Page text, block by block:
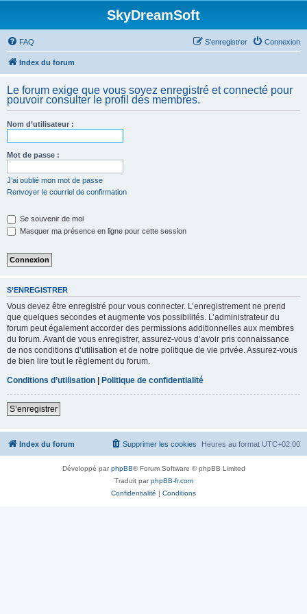
SkyDreamSoft
FAQ Connexion
S’enregistrer
Index du forum
Le forum exige que vous soyez enregistré et connecté pour
pouvoir consulter le profil des membres.
Nom d’utilisateur :
Mot de passe :
J’ai oublié mon mot de passe
Renvoyer le courriel de confirmation
Se souvenir de moi
Masquer ma présence en ligne pour cette session
S’ENREGISTRER
Vous devez être enregistré pour vous connecter. L’enregistrement ne prend
que quelques secondes et augmente vos possibilités. L’administrateur du
forum peut également accorder des permissions additionnelles aux membres
du forum. Avant de vous enregistrer, assurez-vous d’avoir pris connaissance
de nos conditions d’utilisation et de notre politique de vie privée. Assurez-vous
de bien lire tout le règlement du forum.
Conditions d’utilisation | Politique de confidentialité
S’enregistrer
Index du forum Heures au format UTC+02:00
Supprimer les cookies
Développé parphpBB® Forum Software © phpBB Limited
Traduit parphpBB-fr.com
Confidentialité | Conditions